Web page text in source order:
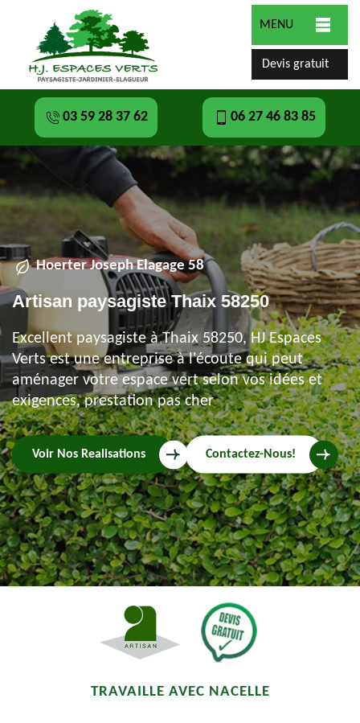
MENU
Devis gratuit
03 59 28 37 62 06 27 46 83 85
Hoerter Joseph Elagage 58
Artisan paysagiste Thaix 58250
Excellent paysagiste à Thaix 58250, HJ Espaces
Verts est une entreprise à l'écoute qui peut
aménager votre espace vert selon vos idées et
exigences, prestation pas cher
Voir Nos Realisations Contactez-Nous!
TRAVAILLE AVEC NACELLE